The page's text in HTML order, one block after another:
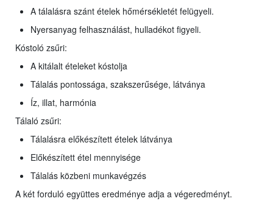
A tálalásra szánt ételek hőmérsékletét felügyeli.
Nyersanyag felhasználást, hulladékot figyeli.
Kóstoló zsűri:
A kitálalt ételeket kóstolja
Tálalás pontossága, szakszerűsége, látványa
Íz, illat, harmónia
Tálaló zsűri:
Tálalásra előkészített ételek látványa
Előkészített étel mennyisége
Tálalás közbeni munkavégzés
A két forduló együttes eredménye adja a végeredményt.